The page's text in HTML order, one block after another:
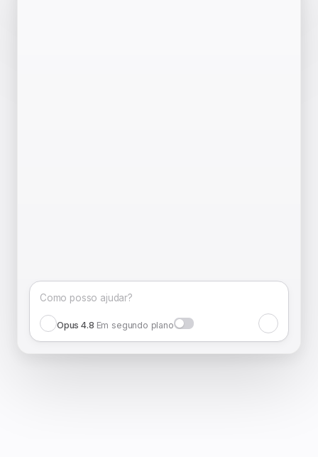
Como posso ajudar?
Opus 4.8 Em segundo plano